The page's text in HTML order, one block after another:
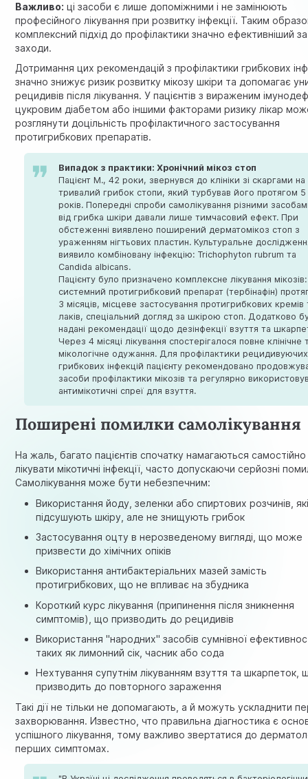
Важливо: ці засоби є лише допоміжними і не замінюють
професійного лікування при розвитку інфекції. Таким
комплексний підхід до профілактики значно ефективніший
заходи.
Дотримання цих рекомендацій з профілактики грибкових
значно знижує ризик розвитку мікозу шкіри та допомагає
рецидивів після лікування. У пацієнтів з вираженим
цукровим діабетом або іншими факторами ризику лікар
розглянути доцільність профілактичного застосування
протигрибкових препаратів.
Випадок з практики: Хронічний мікоз стоп
Пацієнт М., 42 роки, звернувся до клініки зі скаргами на
тривалий грибок стопи, який турбував його протягом 5
років. Попередні спроби самолікування різними
від грибка шкіри давали лише тимчасовий ефект. При
обстеженні виявлено поширений дерматомікоз стоп з
ураженням нігтьових пластин. Культуральне
виявило комбіновану інфекцію: Trichophyton rubrum та
Candida albicans.
Пацієнту було призначено комплексне лікування мікозів:
системний протигрибковий препарат (тербінафін)
3 місяців, місцеве застосування протигрибкових кремів
лаків, спеціальний догляд за шкірою стоп. Додатково
надані рекомендації щодо дезінфекції взуття та
Через 4 місяці лікування спостерігалося повне клінічне
мікологічне одужання. Для профілактики рецидивуючих
грибкових інфекцій пацієнту рекомендовано
засоби профілактики мікозів та регулярно
антимікотичні спреї для взуття.
Поширені помилки самолікування
На жаль, багато пацієнтів спочатку намагаються самостійно
лікувати мікотичні інфекції, часто допускаючи серйозні
Самолікування може бути небезпечним:
Використання йоду, зеленки або спиртових розчинів,
підсушують шкіру, але не знищують грибок
Застосування оцту в нерозведеному вигляді, що може
призвести до хімічних опіків
Використання антибактеріальних мазей замість
протигрибкових, що не впливає на збудника
Короткий курс лікування (припинення після зникнення
симптомів), що призводить до рецидивів
Використання "народних" засобів сумнівної
таких як лимонний сік, часник або сода
Нехтування супутнім лікуванням взуття та шкарпеток,
призводить до повторного зараження
Такі дії не тільки не допомагають, а й можуть ускладнити
захворювання. Известно, что правильна діагностика є
успішного лікування, тому важливо звертатися до
перших симптомах.